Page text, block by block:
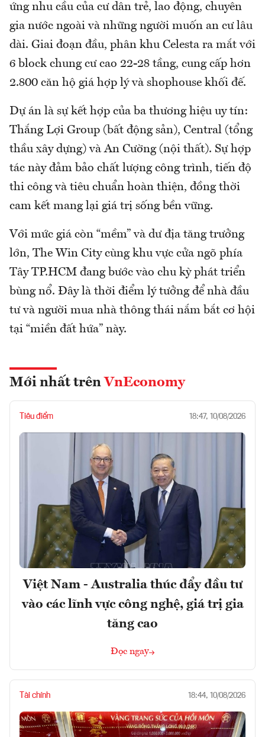
ứng nhu cầu của cư dân trẻ, lao động, chuyên
gia nước ngoài và những người muốn an cư lâu
dài. Giai đoạn đầu, phân khu Celesta ra mắt với
6 block chung cư cao 22-28 tầng, cung cấp hơn
2.800 căn hộ giá hợp lý và shophouse khối đế.
Dự án là sự kết hợp của ba thương hiệu uy tín:
Thắng Lợi Group (bất động sản), Central (tổng
thầu xây dựng) và An Cường (nội thất). Sự hợp
tác này đảm bảo chất lượng công trình, tiến độ
thi công và tiêu chuẩn hoàn thiện, đồng thời
cam kết mang lại giá trị sống bền vững.
Với mức giá còn “mềm” và dư địa tăng trưởng
lớn, The Win City cùng khu vực cửa ngõ phía
Tây TP.HCM đang bước vào chu kỳ phát triển
bùng nổ. Đây là thời điểm lý tưởng để nhà đầu
tư và người mua nhà thông thái nắm bắt cơ hội
tại “miền đất hứa” này.
Mới nhất trên VnEconomy
Tiêu điểm 18:47, 10/08/2026
Việt Nam - Australia thúc đẩy đầu tư
vào các lĩnh vực công nghệ, giá trị gia
tăng cao
Đọc ngay
Tài chính 18:44, 10/08/2026